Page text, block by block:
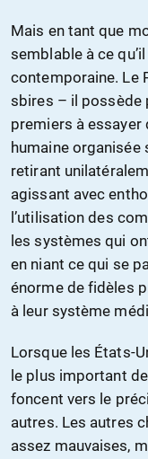
Mais en tant que
semblable à ce
contemporaine. Le
sbires – il possède
premiers à
humaine organisée
retirant
agissant avec
l’utilisation des
les systèmes qui
en niant ce qui se
énorme de fidèles
à leur système
Lorsque les États-
le plus important
foncent vers le
autres. Les autres
assez mauvaises,